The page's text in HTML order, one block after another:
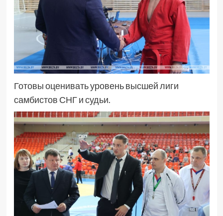
Готовы оценивать уровень высшей лиги
самбистов СНГ и судьи.